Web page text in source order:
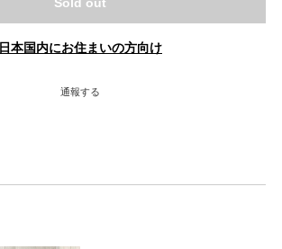
日本国内にお住まいの方向け
通報する